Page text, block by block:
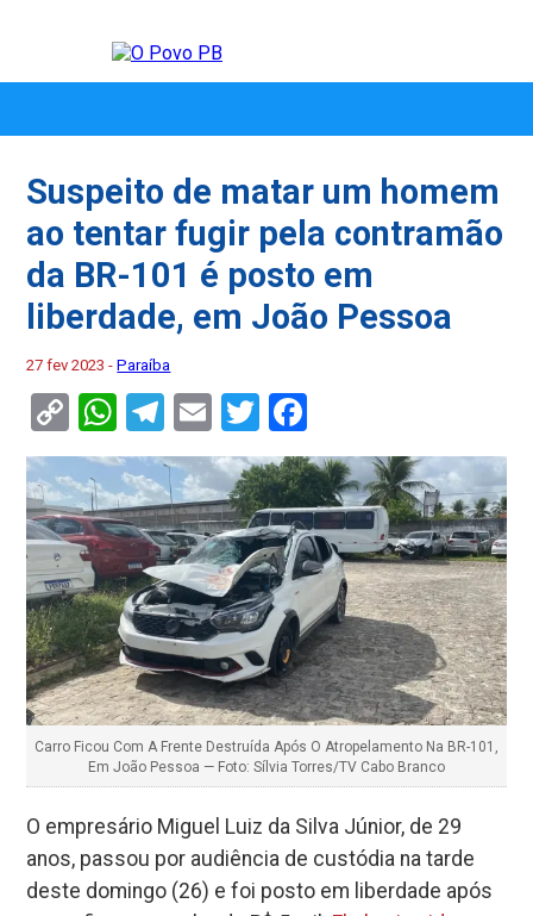
Suspeito de matar um homem
ao tentar fugir pela contramão
da BR-101 é posto em
liberdade, em João Pessoa
27 fev 2023 -Paraíba
Copy
Link
WhatsApp
Telegram
EmailTwitter
Carro Ficou Com A Frente Destruída Após O Atropelamento Na BR-101,
Em João Pessoa — Foto: Sílvia Torres/TV Cabo Branco
O empresário Miguel Luiz da Silva Júnior, de 29
anos, passou por audiência de custódia na tarde
deste domingo (26) e foi posto em liberdade após